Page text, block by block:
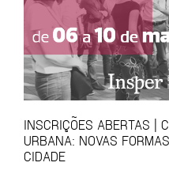
INSCRIÇÕES ABERTAS |
URBANA: NOVAS
CIDADE